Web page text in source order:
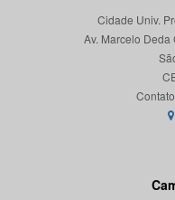
Cidade Univ.
Av. Marcelo Deda